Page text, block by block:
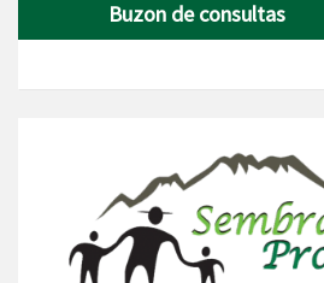
Buzon de consultas